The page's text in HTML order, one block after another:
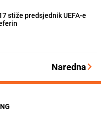
stiže predsjednik UEFA-e
Naredna